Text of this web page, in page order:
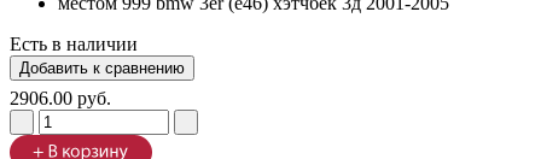
Есть в наличии
2906.00 руб.